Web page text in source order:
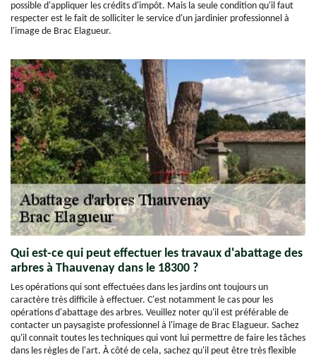
possible d'appliquer les crédits d'impôt. Mais la seule condition qu'il faut
respecter est le fait de solliciter le service d'un jardinier professionnel à
l'image de Brac Elagueur.
Qui est-ce qui peut effectuer les travaux d'abattage des
arbres à Thauvenay dans le 18300 ?
Les opérations qui sont effectuées dans les jardins ont toujours un
caractère très difficile à effectuer. C'est notamment le cas pour les
opérations d'abattage des arbres. Veuillez noter qu'il est préférable de
contacter un paysagiste professionnel à l'image de Brac Elagueur. Sachez
qu'il connait toutes les techniques qui vont lui permettre de faire les tâches
dans les règles de l'art. À côté de cela, sachez qu'il peut être très flexible